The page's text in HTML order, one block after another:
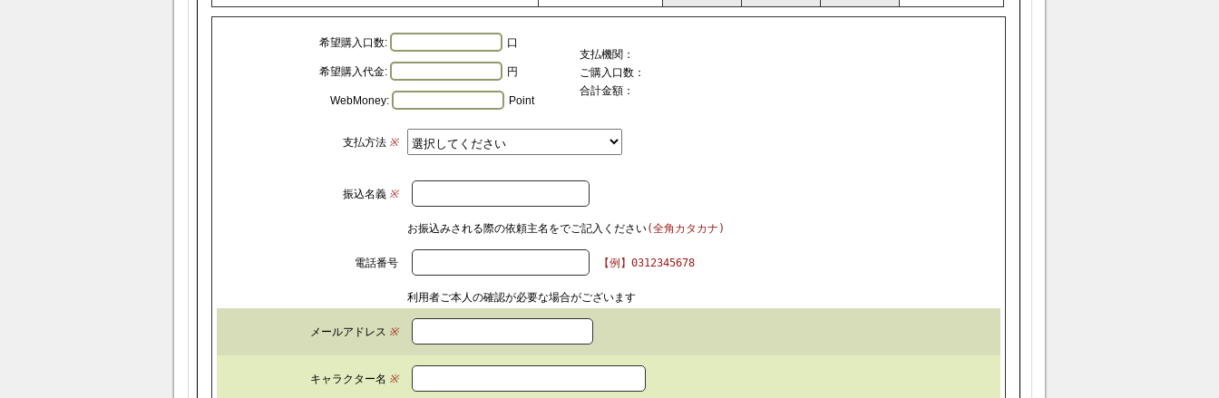
希望購入口数:
口
支払機関：
ご購入口数：
合計金額：
希望購入代金: 円
WebMoney: Point
支払方法※
振込名義※
お振込みされる際の依頼主名をでご記入ください(全角カタカナ)
電話番号 【例】0312345678
利用者ご本人の確認が必要な場合がございます
メールアドレス ※
キャラクター名 ※